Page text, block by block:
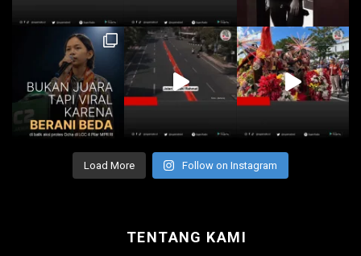
Load More Follow on Instagram
TENTANG KAMI